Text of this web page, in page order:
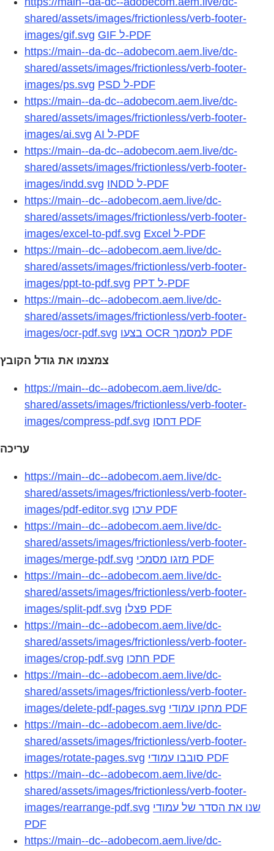
shared/assets/images/frictionless/verb-footer-
images/gif.svg
GIF ל-PDF
https://main--da-dc--adobecom.aem.live/dc-
shared/assets/images/frictionless/verb-footer-
images/ps.svg
PSD ל-PDF
https://main--da-dc--adobecom.aem.live/dc-
shared/assets/images/frictionless/verb-footer-
images/ai.svg
AI ל-PDF
https://main--da-dc--adobecom.aem.live/dc-
shared/assets/images/frictionless/verb-footer-
images/indd.svg
INDD ל-PDF
https://main--dc--adobecom.aem.live/dc-
shared/assets/images/frictionless/verb-footer-
images/excel-to-pdf.svg
Excel ל-PDF
https://main--dc--adobecom.aem.live/dc-
shared/assets/images/frictionless/verb-footer-
images/ppt-to-pdf.svg
PPT ל-PDF
https://main--dc--adobecom.aem.live/dc-
shared/assets/images/frictionless/verb-footer-
images/ocr-pdf.svg
בצעו OCR למסמך PDF
צמצמו את גודל הקובץ
https://main--dc--adobecom.aem.live/dc-
shared/assets/images/frictionless/verb-footer-
images/compress-pdf.svg
דחסו PDF
עריכה
https://main--dc--adobecom.aem.live/dc-
shared/assets/images/frictionless/verb-footer-
images/pdf-editor.svg
ערכו PDF
https://main--dc--adobecom.aem.live/dc-
shared/assets/images/frictionless/verb-footer-
images/merge-pdf.svg
מזגו מסמכי PDF
https://main--dc--adobecom.aem.live/dc-
shared/assets/images/frictionless/verb-footer-
images/split-pdf.svg
פצלו PDF
https://main--dc--adobecom.aem.live/dc-
shared/assets/images/frictionless/verb-footer-
images/crop-pdf.svg
חתכו PDF
https://main--dc--adobecom.aem.live/dc-
shared/assets/images/frictionless/verb-footer-
images/delete-pdf-pages.svg
מחקו עמודי PDF
https://main--dc--adobecom.aem.live/dc-
shared/assets/images/frictionless/verb-footer-
images/rotate-pages.svg
סובבו עמודי PDF
https://main--dc--adobecom.aem.live/dc-
shared/assets/images/frictionless/verb-footer-
images/rearrange-pdf.svg שנו את הסדר של עמודי
PDF
https://main--dc--adobecom.aem.live/dc-